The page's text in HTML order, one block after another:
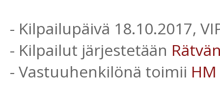
- Kilpailupäivä 18.10.2017,
- Kilpailut järjestetään
- Vastuuhenkilönä toimii HM